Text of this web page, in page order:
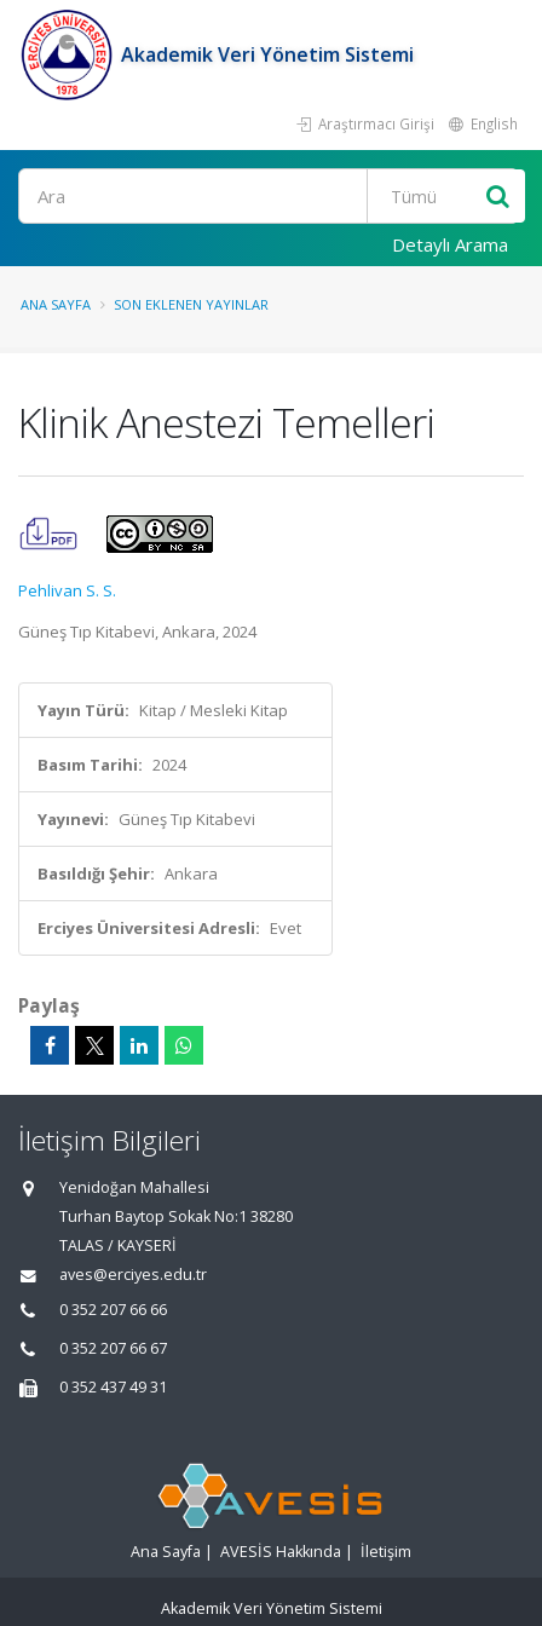
Akademik Veri Yönetim Sistemi
Araştırmacı Girişi English
Ara
Detaylı Arama
ANA SAYFA SON EKLENEN YAYINLAR
Klinik Anestezi Temelleri
Pehlivan S. S.
Güneş Tıp Kitabevi, Ankara, 2024
Yayın Türü: Kitap / Mesleki Kitap
Basım Tarihi: 2024
Yayınevi: Güneş Tıp Kitabevi
Basıldığı Şehir: Ankara
Erciyes Üniversitesi Adresli: Evet
Paylaş
İletişim Bilgileri
Yenidoğan Mahallesi
Turhan Baytop Sokak No:1 38280
TALAS / KAYSERİ
aves@erciyes.edu.tr
0 352 207 66 66
0 352 207 66 67
0 352 437 49 31
Ana Sayfa | AVESİS Hakkında | İletişim
Akademik Veri Yönetim Sistemi